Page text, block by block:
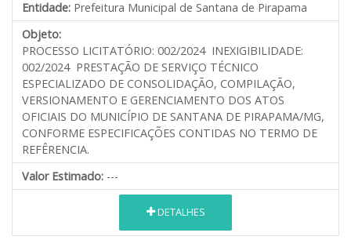
Entidade: Prefeitura Municipal de Santana de Pirapama
Objeto:
PROCESSO LICITATÓRIO: 002/2024 INEXIGIBILIDADE:
002/2024 PRESTAÇÃO DE SERVIÇO TÉCNICO
ESPECIALIZADO DE CONSOLIDAÇÃO, COMPILAÇÃO,
VERSIONAMENTO E GERENCIAMENTO DOS ATOS
OFICIAIS DO MUNICÍPIO DE SANTANA DE PIRAPAMA/MG,
CONFORME ESPECIFICAÇÕES CONTIDAS NO TERMO DE
REFÊRENCIA.
Valor Estimado: ---
DETALHES